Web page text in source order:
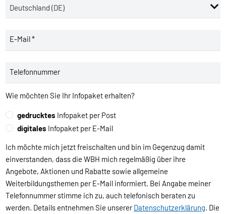
E-Mail *
Telefonnummer
Wie möchten Sie Ihr Infopaket erhalten?
gedrucktes Infopaket per Post
digitales Infopaket per E-Mail
Ich möchte mich jetzt freischalten und bin im Gegenzug damit
einverstanden, dass die WBH mich regelmäßig über ihre
Angebote, Aktionen und Rabatte sowie allgemeine
Weiterbildungsthemen per E-Mail informiert. Bei Angabe meiner
Telefonnummer stimme ich zu, auch telefonisch beraten zu
werden. Details entnehmen Sie unsererDatenschutzerklärung. Die